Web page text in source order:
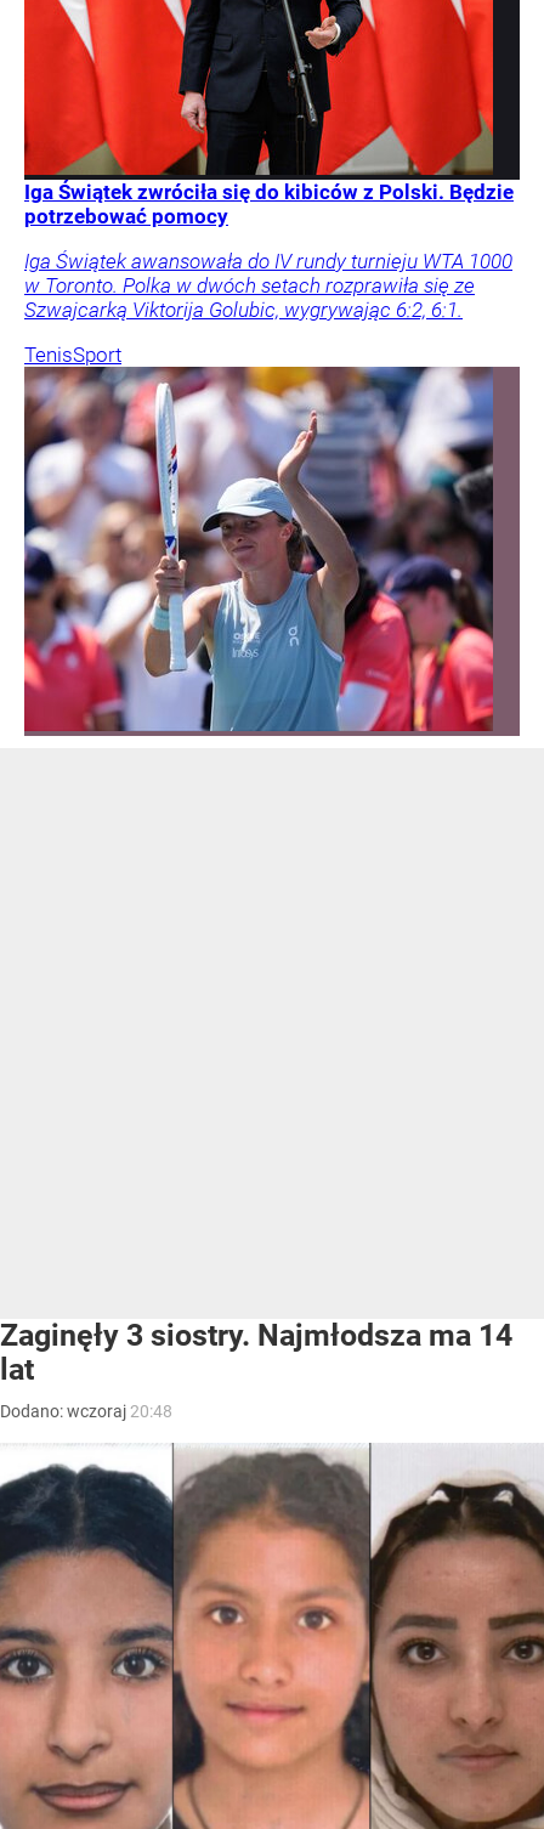
Iga Świątek zwróciła się do kibiców z Polski. Będzie
potrzebować pomocy
Iga Świątek awansowała do IV rundy turnieju WTA 1000
w Toronto. Polka w dwóch setach rozprawiła się ze
Szwajcarką Viktorija Golubic, wygrywając 6:2, 6:1.
TenisSport
Zaginęły 3 siostry. Najmłodsza ma 14
lat
Dodano:wczoraj 20:48